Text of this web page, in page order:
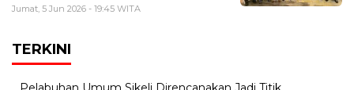
Jumat, 5 Jun 2026 - 19:45 WITA
TERKINI